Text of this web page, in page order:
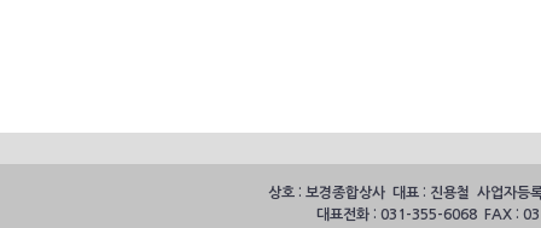
상호 : 보경종합상사 대표 : 진용철 사업자
대표전화 : 031-355-6068 FAX :